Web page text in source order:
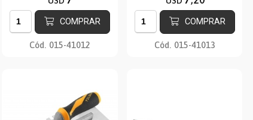
COMPRAR
Cód. 015-41012
COMPRAR
Cód. 015-41013